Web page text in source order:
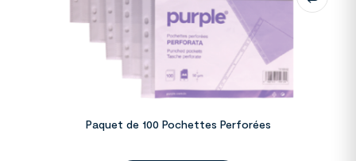
Paquet de 100 Pochettes Perforées